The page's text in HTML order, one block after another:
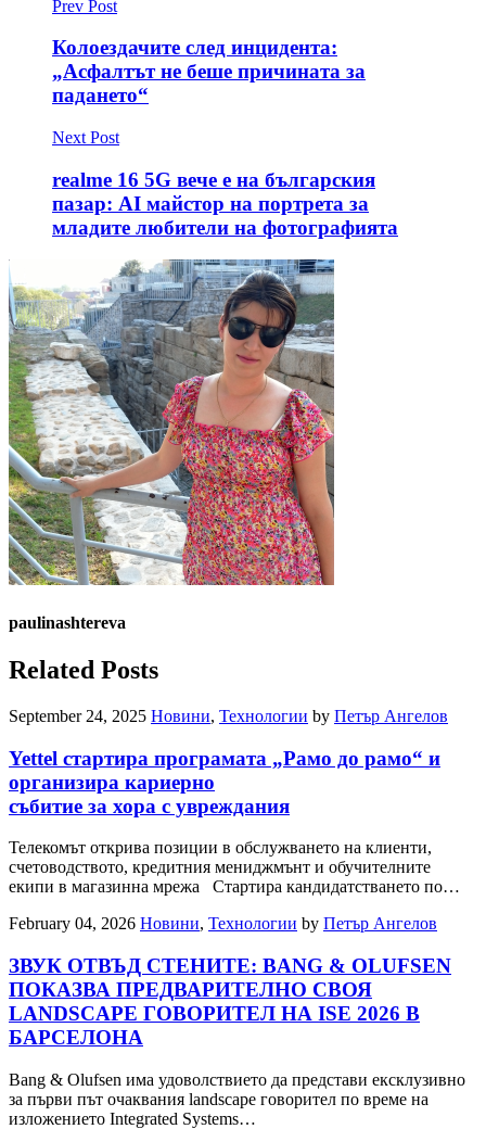
Prev Post
Колоездачите след инцидента:
„Асфалтът не беше причината за
падането“
Next Post
realme 16 5G вече е на българския
пазар: AI майстор на портрета за
младите любители на фотографията
paulinashtereva
Related Posts
September 24, 2025 Новини, Технологии by Петър Ангелов
Yettel стартира програмата „Рамо до рамо“ и
организира кариерно
събитие за хора с увреждания
Телекомът открива позиции в обслужването на клиенти,
счетоводството, кредитния мениджмънт и обучителните
екипи в магазинна мрежа Стартира кандидатстването по…
February 04, 2026 Новини, Технологии by Петър Ангелов
ЗВУК ОТВЪД СТЕНИТЕ: BANG & OLUFSEN
ПОКАЗВА ПРЕДВАРИТЕЛНО СВОЯ
LANDSCAPE ГОВОРИТЕЛ НА ISE 2026 В
БАРСЕЛОНА
Bang & Olufsen има удоволствието да представи ексклузивно
за първи път очаквания landscape говорител по време на
изложението Integrated Systems…